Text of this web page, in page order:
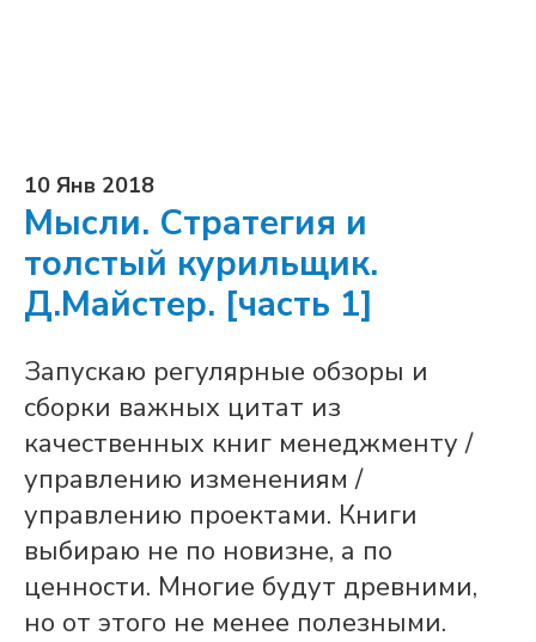
10 Янв 2018
Мысли. Стратегия и
толстый курильщик.
Д.Майстер. [часть 1]
Запускаю регулярные обзоры и
сборки важных цитат из
качественных книг менеджменту /
управлению изменениям /
управлению проектами. Книги
выбираю не по новизне, а по
ценности. Многие будут древними,
но от этого не менее полезными.